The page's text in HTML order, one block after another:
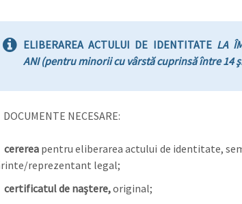
ELIBERAREA ACTULUI DE IDENTITATE LA
ANI(pentru minorii cu vârstă cuprinsă între 14
DOCUMENTE NECESARE:
cererea pentru eliberarea actului de identitate,
reprezentant legal;
certificatul de naştere,original;